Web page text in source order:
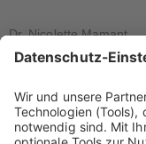
Dr. Nicolette Mamant
Diplom-Biologin
Dr. Joachim Herborg
Diplom-Biologe